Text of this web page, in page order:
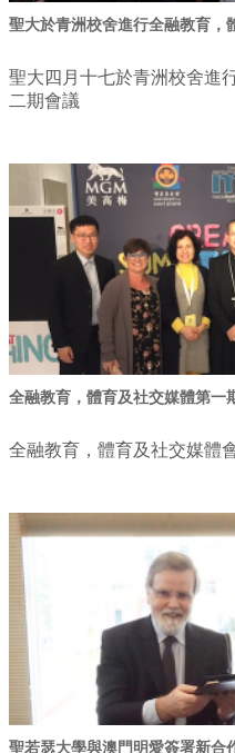
聖大於青洲校舍進行全融教育，
聖大四月十七於青洲校舍進
二期會議
全融教育，體育及社交媒體第一
全融教育，體育及社交媒體
聖若瑟大學與澳門明愛簽署新合